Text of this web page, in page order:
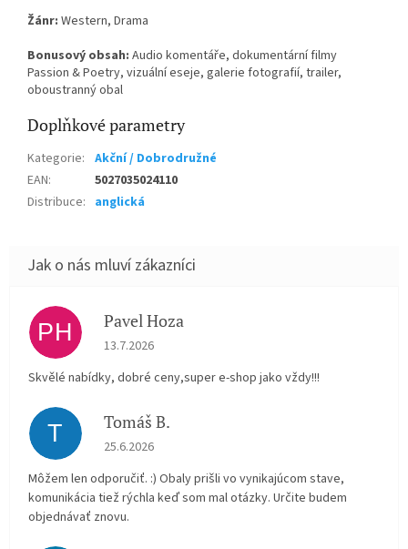
Žánr: Western, Drama
Bonusový obsah: Audio komentáře, dokumentární filmy
Passion & Poetry, vizuální eseje, galerie fotografií, trailer,
oboustranný obal
Doplňkové parametry
Kategorie: Akční / Dobrodružné
EAN:
5027035024110
Distribuce: anglická
PH Pavel Hoza
Hodnocení obchodu je 5 z 5 hvězdiček.
13.7.2026
Skvělé nabídky, dobré ceny,super e-shop jako vždy!!!
T Tomáš B.
Hodnocení obchodu je 5 z 5 hvězdiček.
25.6.2026
Môžem len odporučiť. :) Obaly prišli vo vynikajúcom stave,
komunikácia tiež rýchla keď som mal otázky. Určite budem
objednávať znovu.